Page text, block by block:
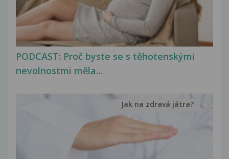
PODCAST: Proč byste se s těhotenskými
nevolnostmi měla...
Jak na zdravá játra?